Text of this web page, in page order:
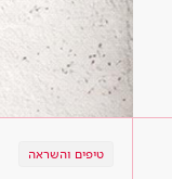
טיפים והשראה
טיפים והשראה
טיפים והשראה